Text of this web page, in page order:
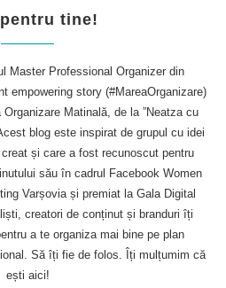
tine!
Master Professional Organizer din
empowering story (#MareaOrganizare)
Matinală, de la ”Neatza cu
blog este inspirat de grupul cu idei
și care a fost recunoscut pentru
său în cadrul Facebook Women
Varșovia și premiat la Gala Digital
creatori de conținut și branduri îți
a te organiza mai bine pe plan
Să îți fie de folos. Îți mulțumim că
ești aici!